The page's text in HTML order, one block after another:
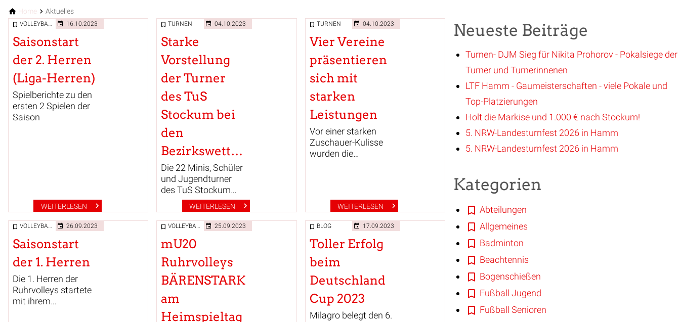
Home Aktuelles
VOLLEYBALL 16.10.2023
Saisonstart
der 2. Herren
(Liga-Herren)
Spielberichte zu den
ersten 2 Spielen der
Saison
WEITERLESEN
TURNEN 04.10.2023
Starke
Vorstellung
der Turner
des TuS
Stockum bei
den
Bezirkswettkämpfen
Die 22 Minis, Schüler
und Jugendturner
des TuS Stockum
zeigten einmal mehr
ihr Können und
ihrenLeistungsstand
olympischen Geräten
in verschiedenen
Alters-Klassen und
den 3 DTB-
WEITERLESEN
TURNEN 04.10.2023
Vier Vereine
präsentieren
sich mit
starken
Leistungen
Vor einer starken
Zuschauer-Kulisse
wurden die
Holzkampschule mit
50 Turnerinnen aus 4
Vereinen
durchgeführt.
WEITERLESEN
VOLLEYBALL 26.09.2023
Saisonstart
der 1. Herren
Die 1. Herren der
Ruhrvolleys startete
mit ihrem
VOLLEYBALL 25.09.2023
mU20
Ruhrvolleys
BÄRENSTARK
am
Heimspieltag
BLOG 17.09.2023
Toller Erfolg
beim
Deutschland
Cup 2023
Milagro belegt den 6.
Neueste Beiträge
Turnen- DJM Sieg für Nikita Prohorov - Pokalsiege der
Turner und Turnerinnenen
LTF Hamm - Gaumeisterschaften - viele Pokale und
Top-Platzierungen
Holt die Markise und 1.000 € nach Stockum!
5. NRW-Landesturnfest 2026 in Hamm
5. NRW-Landesturnfest 2026 in Hamm
Kategorien
Abteilungen
Allgemeines
Badminton
Beachtennis
Bogenschießen
Fußball Jugend
Fußball Senioren